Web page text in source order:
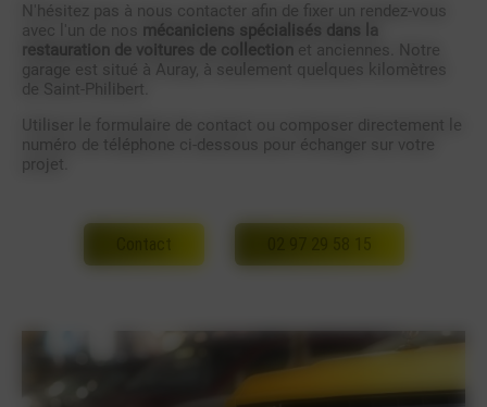
N'hésitez pas à nous contacter afin de fixer un rendez-vous
avec l'un de nos mécaniciens spécialisés dans la
restauration de voitures de collection et anciennes. Notre
garage est situé à Auray, à seulement quelques kilomètres
de Saint-Philibert.
Utiliser le formulaire de contact ou composer directement le
numéro de téléphone ci-dessous pour échanger sur votre
projet.